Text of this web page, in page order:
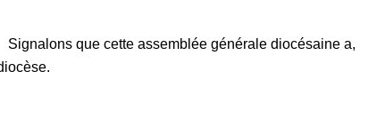
Signalons que cette assemblée générale diocésaine a,